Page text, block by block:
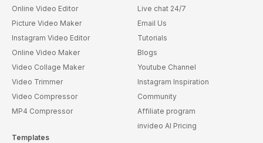
Online Video Editor
Picture Video Maker
Instagram Video Editor
Online Video Maker
Video Collage Maker
Video Trimmer
Video Compressor
MP4 Compressor
Templates
Live chat 24/7
Email Us
Tutorials
Blogs
Youtube Channel
Instagram Inspiration
Community
Affiliate program
invideo AI Pricing